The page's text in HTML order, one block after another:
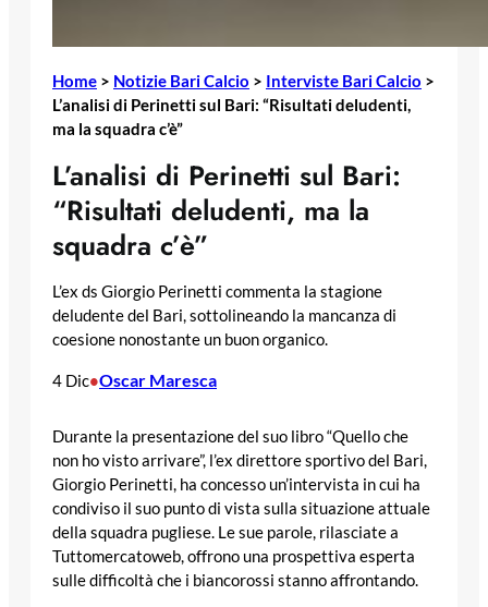
Home > Notizie Bari Calcio > Interviste Bari Calcio >
L’analisi di Perinetti sul Bari: “Risultati deludenti,
ma la squadra c’è”
L’analisi di Perinetti sul Bari:
“Risultati deludenti, ma la
squadra c’è”
L’ex ds Giorgio Perinetti commenta la stagione
deludente del Bari, sottolineando la mancanza di
coesione nonostante un buon organico.
4 Dic•Oscar Maresca
Durante la presentazione del suo libro “Quello che
non ho visto arrivare”, l’ex direttore sportivo del Bari,
Giorgio Perinetti, ha concesso un’intervista in cui ha
condiviso il suo punto di vista sulla situazione attuale
della squadra pugliese. Le sue parole, rilasciate a
Tuttomercatoweb, offrono una prospettiva esperta
sulle difficoltà che i biancorossi stanno affrontando.